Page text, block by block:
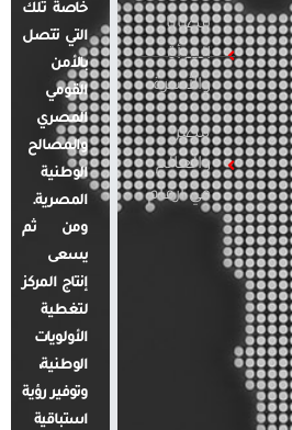
قضايا
المرأة
والأسرة
مصر
والعالم
في أرقام
خاصة تلك
التي تتصل
بالأمن
القومي
المصري
والمصالح
الوطنية
المصرية.
ومن ثم
يسعى
إنتاج المركز
لتغطية
الأولويات
الوطنية،
وتوفير رؤية
استباقية